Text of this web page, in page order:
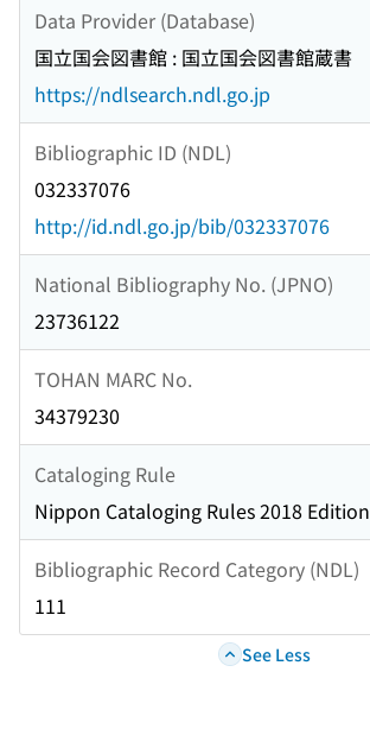
Data Provider (Database)
国立国会図書館 : 国立国会図書館蔵書
https://ndlsearch.ndl.go.jp
Bibliographic ID (NDL)
032337076
http://id.ndl.go.jp/bib/032337076
National Bibliography No. (JPNO)
23736122
TOHAN MARC No.
34379230
Cataloging Rule
Nippon Cataloging Rules 2018 Edition
Bibliographic Record Category (NDL)
111
See Less